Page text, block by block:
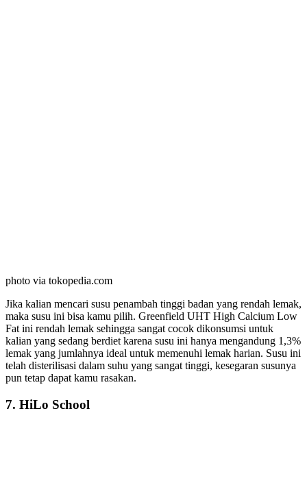
photo via tokopedia.com
Jika kalian mencari susu penambah tinggi badan yang rendah lemak,
maka susu ini bisa kamu pilih. Greenfield UHT High Calcium Low
Fat ini rendah lemak sehingga sangat cocok dikonsumsi untuk
kalian yang sedang berdiet karena susu ini hanya mengandung 1,3%
lemak yang jumlahnya ideal untuk memenuhi lemak harian. Susu ini
telah disterilisasi dalam suhu yang sangat tinggi, kesegaran susunya
pun tetap dapat kamu rasakan.
7. HiLo School